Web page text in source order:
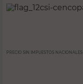
PRECIO SIN IMPUESTOS NACIONALES: